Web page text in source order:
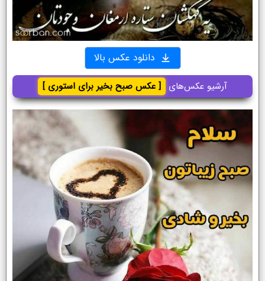
دانلود عکس بالا
آرشیو عکس‌های [ عکس صبح بخیر برای استوری ]